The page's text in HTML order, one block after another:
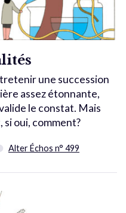
une succession
assez étonnante,
le constat. Mais
oui, comment?
Alter Échos n° 499